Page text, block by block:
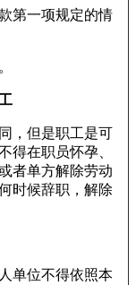
第一项规定的情
，但是职工是可
得在职员怀孕、
者单方解除劳动
时候辞职，解除
单位不得依照本